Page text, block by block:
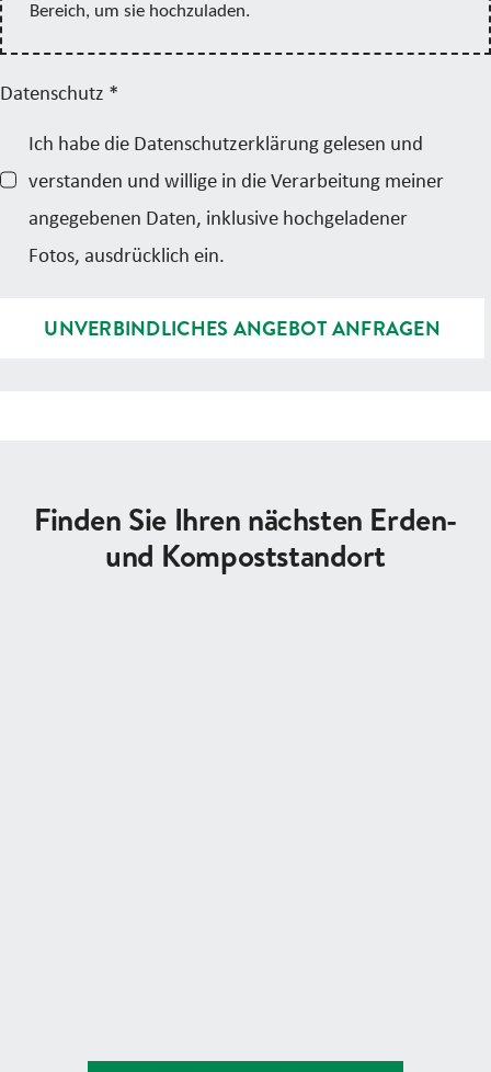
Bereich, um sie hochzuladen.
Datenschutz *
Ich habe die Datenschutzerklärung gelesen und
verstanden und willige in die Verarbeitung meiner
angegebenen Daten, inklusive hochgeladener
Fotos, ausdrücklich ein.
UNVERBINDLICHES ANGEBOT ANFRAGEN
Finden Sie Ihren nächsten Erden-
und Kompoststandort